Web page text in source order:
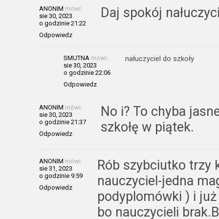
ANONIM mówi:
sie 30, 2023
o godzinie 21:22
Odpowiedz
Daj spokój
SMUTNA mówi:
sie 30, 2023
o godzinie 22:06
Odpowiedz
nałuczyciel do szkoły
ANONIM mówi:
sie 30, 2023
o godzinie 21:37
Odpowiedz
No i? To chyba
szkołę w piątek.
ANONIM mówi:
sie 31, 2023
o godzinie 9:59
Odpowiedz
Rób szybciutko trzy
nauczyciel-jedna
podyplomówki ) i
bo nauczycieli